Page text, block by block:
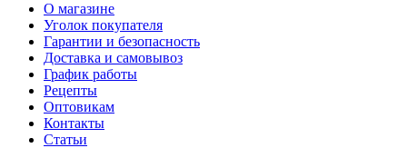
О магазине
Уголок покупателя
Гарантии и безопасность
Доставка и самовывоз
График работы
Рецепты
Оптовикам
Контакты
Статьи